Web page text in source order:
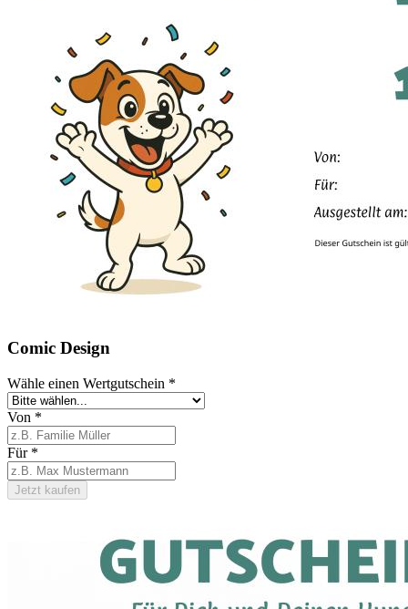
Comic Design
Wähle einen Wertgutschein *
Von *
Für *
Jetzt kaufen